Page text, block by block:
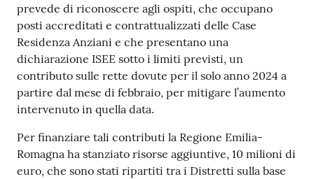
prevede di riconoscere agli ospiti, che occupano
posti accreditati e contrattualizzati delle Case
Residenza Anziani e che presentano una
dichiarazione ISEE sotto i limiti previsti, un
contributo sulle rette dovute per il solo anno 2024 a
partire dal mese di febbraio, per mitigare l’aumento
intervenuto in quella data.
Per finanziare tali contributi la Regione Emilia-
Romagna ha stanziato risorse aggiuntive, 10 milioni di
euro, che sono stati ripartiti tra i Distretti sulla base